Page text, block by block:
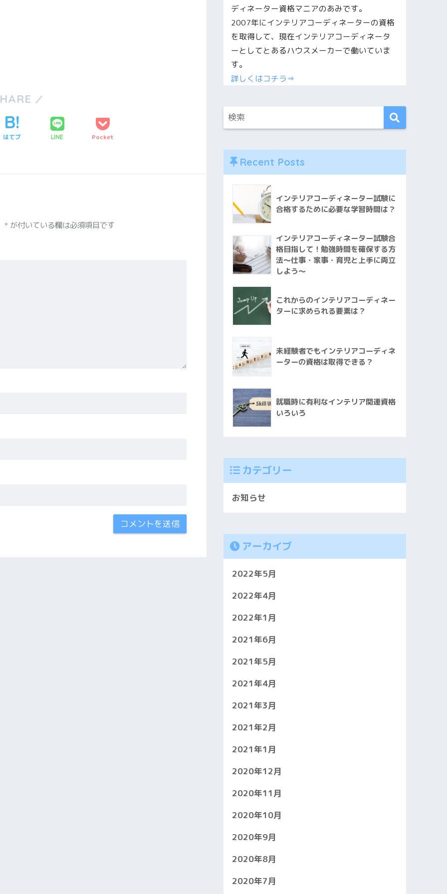
はてブ LINE Pocket
* が付いている欄は必須項目です
ディネーター資格マニアのあみです。
2007年にインテリアコーディネーターの資格
を取得して、現在インテリアコーディネータ
ーとしてとあるハウスメーカーで働いていま
す。
詳しくはコチラ⇒
Recent Posts
インテリアコーディネーター試験に
合格するために必要な学習時間は？
インテリアコーディネーター試験合
格目指して！勉強時間を確保する方
法～仕事・家事・育児と上手に両立
しよう～
これからのインテリアコーディネー
ターに求められる要素は？
未経験者でもインテリアコーディネ
ーターの資格は取得できる？
就職時に有利なインテリア関連資格
いろいろ
カテゴリー
お知らせ
アーカイブ
2022年5月
2022年4月
2022年1月
2021年6月
2021年5月
2021年4月
2021年3月
2021年2月
2021年1月
2020年12月
2020年11月
2020年10月
2020年9月
2020年8月
2020年7月